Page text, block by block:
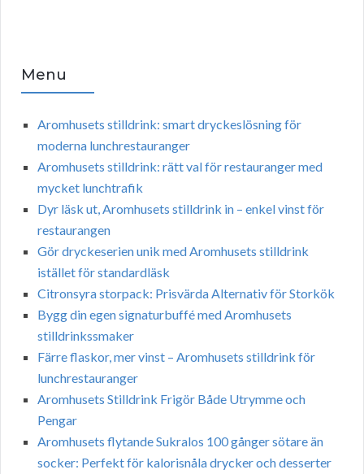
Menu
Aromhusets stilldrink: smart dryckeslösning för
moderna lunchrestauranger
Aromhusets stilldrink: rätt val för restauranger med
mycket lunchtrafik
Dyr läsk ut, Aromhusets stilldrink in – enkel vinst för
restaurangen
Gör dryckeserien unik med Aromhusets stilldrink
istället för standardläsk
Citronsyra storpack: Prisvärda Alternativ för Storkök
Bygg din egen signaturbuffé med Aromhusets
stilldrinkssmaker
Färre flaskor, mer vinst – Aromhusets stilldrink för
lunchrestauranger
Aromhusets Stilldrink Frigör Både Utrymme och
Pengar
Aromhusets flytande Sukralos 100 gånger sötare än
socker: Perfekt för kalorisnåla drycker och desserter